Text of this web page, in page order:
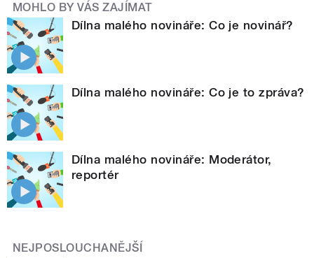
MOHLO BY VÁS ZAJÍMAT
Dílna malého novináře: Co je novinář?
Dílna malého novináře: Co je to zpráva?
Dílna malého novináře: Moderátor,
reportér
NEJPOSLOUCHANĚJŠÍ